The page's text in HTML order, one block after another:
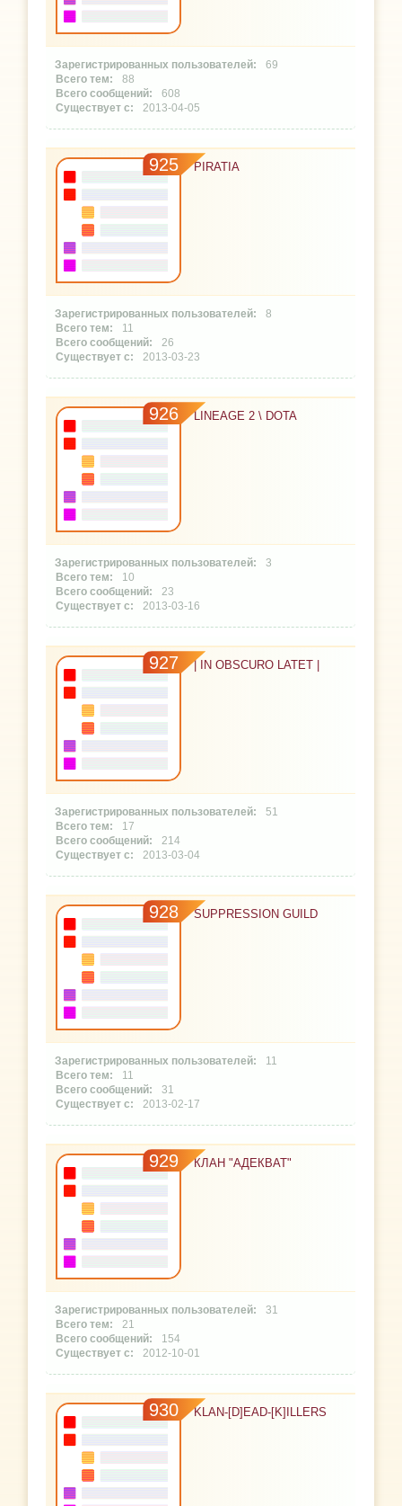
69
88
608
2013-04-05
925 PIRATIA
8
11
26
2013-03-23
926 LINEAGE 2 \ DOTA
3
10
23
2013-03-16
927 | IN OBSCURO LATET |
51
17
214
2013-03-04
928 SUPPRESSION GUILD
11
11
31
2013-02-17
929 КЛАН "АДЕКВАТ"
31
21
154
2012-10-01
930 KLAN-[D]EAD-[K]ILLERS